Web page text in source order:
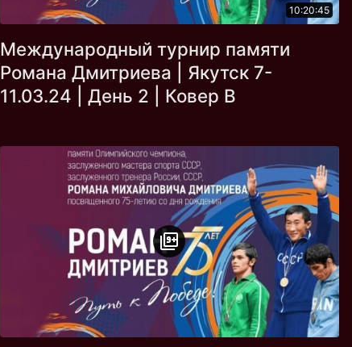
10:20:45
Международный турнир памяти
Романа Дмитриева | Якутск 7-
11.03.24 | День 2 | Ковер B